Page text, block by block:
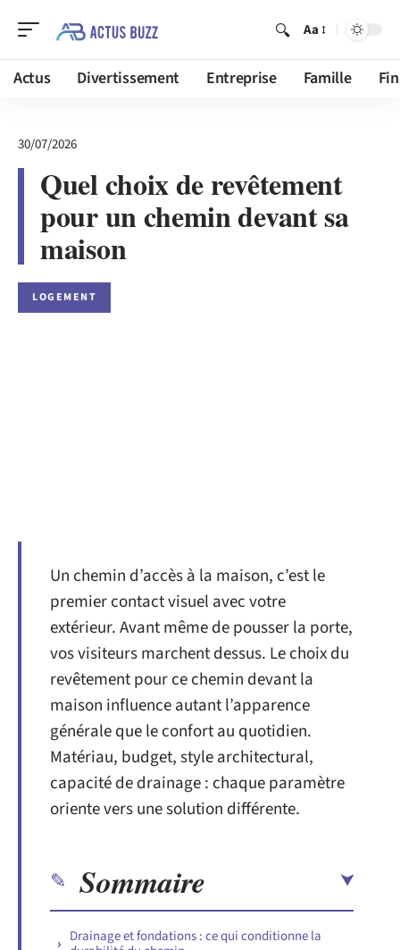
Aa
Actus Divertissement Entreprise Famille
30/07/2026
Quel choix de revêtement
pour un chemin devant sa
maison
LOGEMENT
Un chemin d’accès à la maison, c’est le
premier contact visuel avec votre
extérieur. Avant même de pousser la porte,
vos visiteurs marchent dessus. Le choix du
revêtement pour ce chemin devant la
maison influence autant l’apparence
générale que le confort au quotidien.
Matériau, budget, style architectural,
capacité de drainage : chaque paramètre
oriente vers une solution différente.
Sommaire
Drainage et fondations : ce qui conditionne la